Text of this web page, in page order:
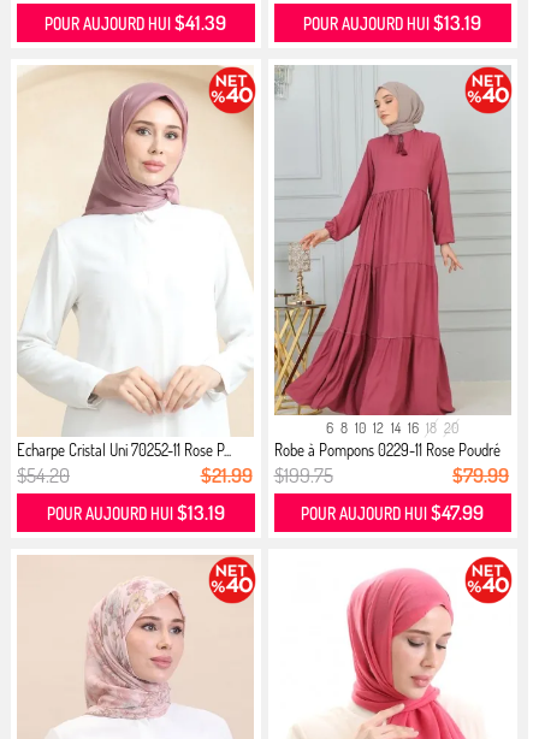
POUR AUJOURD HUI$41.39 POUR AUJOURD HUI$13.19
Echarpe Cristal Uni 70252-11 Rose P...
$54.20 $21.99
POUR AUJOURD HUI $13.19
6 8 10 12 14 16 18 20
Robe à Pompons 0229-11 Rose Poudré
$199.75 $79.99
POUR AUJOURD HUI$47.99